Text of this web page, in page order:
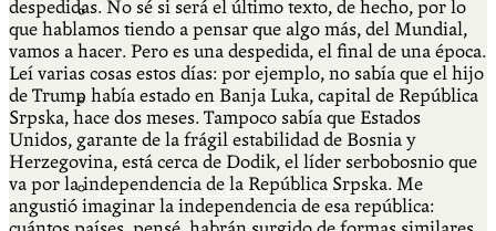
Universidad Experimental 2022-2025
Feria del Libro Venado Tuerto 2022-2025
Facultad Libre Venado Tuerto 1990-1994
despedidas. No sé si será el último texto, de hecho, por lo
que hablamos tiendo a pensar que algo más, del Mundial,
vamos a hacer. Pero es una despedida, el final de una época.
Leí varias cosas estos días: por ejemplo, no sabía que el hijo
de Trump había estado en Banja Luka, capital de República
Srpska, hace dos meses. Tampoco sabía que Estados
Unidos, garante de la frágil estabilidad de Bosnia y
Herzegovina, está cerca de Dodik, el líder serbobosnio que
va por la independencia de la República Srpska. Me
angustió imaginar la independencia de esa república: